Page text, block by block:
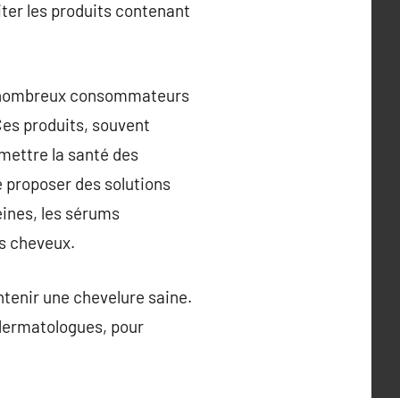
les produits contenant
consommateurs
produits, souvent
la santé des
proposer des solutions
les sérums
cheveux.
une chevelure saine.
pour